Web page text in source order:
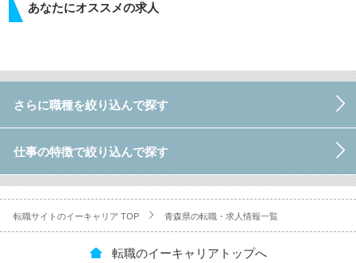
あなたにオススメの求人
さらに職種を絞り込んで探す
仕事の特徴で絞り込んで探す
転職サイトのイーキャリア TOP 青森県の転職・求人情報一覧
転職のイーキャリアトップへ